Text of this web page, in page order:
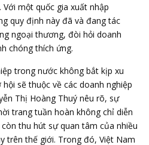
một quốc gia xuất nhập
quy định này đã và đang tác
ngoại thương, đòi hỏi doanh
chóng thích ứng.
trong nước không bắt kịp xu
sẽ thuộc về các doanh nghiệp
Thị Hoàng Thuý nêu rõ, sự
trang tuần hoàn không chỉ diễn
thu hút sự quan tâm của nhiều
trên thế giới. Trong đó, Việt Nam